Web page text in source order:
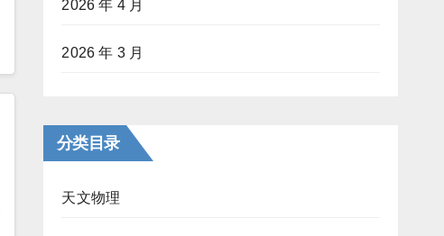
2026 年 4 月
2026 年 3 月
分类目录
天文物理